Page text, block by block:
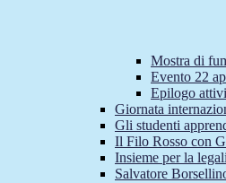
Mostra di
Evento 22
Epilogo
Giornata
Gli studenti
Il Filo Rosso con
Insieme per la
Salvatore